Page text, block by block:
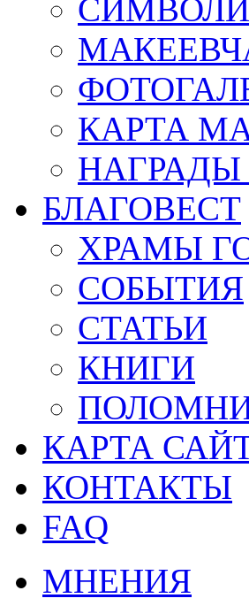
КАРТА
НАГРАДЫ
БЛАГОВЕСТ
ХРАМЫ
СОБЫТИЯ
СТАТЬИ
КНИГИ
КАРТА
КОНТАКТЫ
FAQ
МНЕНИЯ